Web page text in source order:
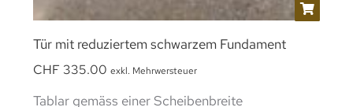
Tür mit reduziertem schwarzem Fundament
CHF 335.00 exkl. Mehrwersteuer
Tablar gemäss einer Scheibenbreite